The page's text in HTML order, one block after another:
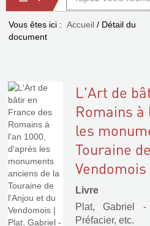
Vous êtes ici : Accueil / Détail du
document
L'Art de
Romains
les
Touraine
Vendomois
Livre
Plat, Gabriel -
Préfacier, etc.